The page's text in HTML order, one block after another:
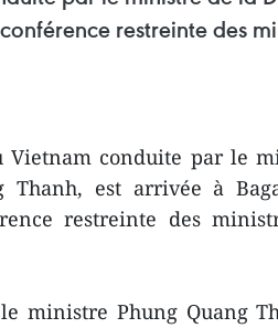
restreinte des
conduite par le
Thanh, est arrivée à
restreinte des
ministre Phung Quang